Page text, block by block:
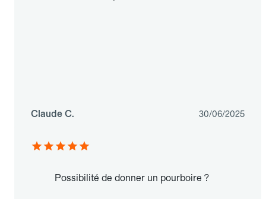
Claude C. 30/06/2025
Possibilité de donner un pourboire ?